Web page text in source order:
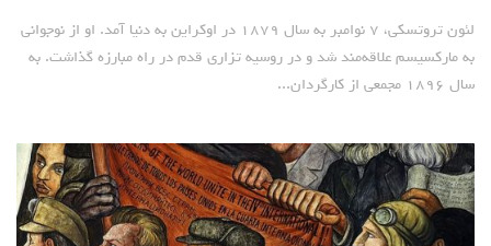
اصلاح طلبان
حزب پیشتاز
برنامه انقلابی
انقلاب کارگری
لئون تروتسکی، ۷ نوامبر به سال ۱۸۷۹ در اوکراین به دنیا آمد. او از نوجوانی
به مارکسیسم علاقه‌مند شد و در روسیه تزاری قدم در راه مبارزه گذاشت. به
سال ۱۸۹۶ مجمعی از کارگردان...